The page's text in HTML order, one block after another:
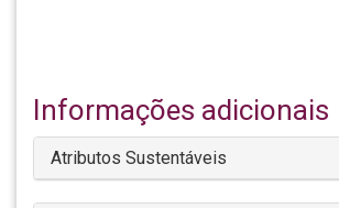
Informações adicionais
Atributos Sustentáveis